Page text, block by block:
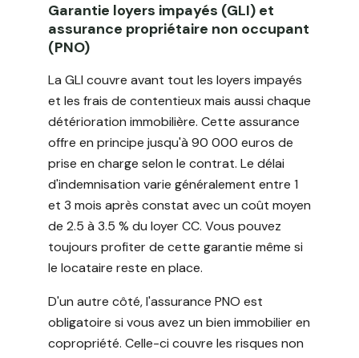
Garantie loyers impayés (GLI) et
assurance propriétaire non occupant
(PNO)
La GLI couvre avant tout les loyers impayés
et les frais de contentieux mais aussi chaque
détérioration immobilière. Cette assurance
offre en principe jusqu'à 90 000 euros de
prise en charge selon le contrat. Le délai
d'indemnisation varie généralement entre 1
et 3 mois après constat avec un coût moyen
de 2.5 à 3.5 % du loyer CC. Vous pouvez
toujours profiter de cette garantie même si
le locataire reste en place.
D'un autre côté, l'assurance PNO est
obligatoire si vous avez un bien immobilier en
copropriété. Celle-ci couvre les risques non